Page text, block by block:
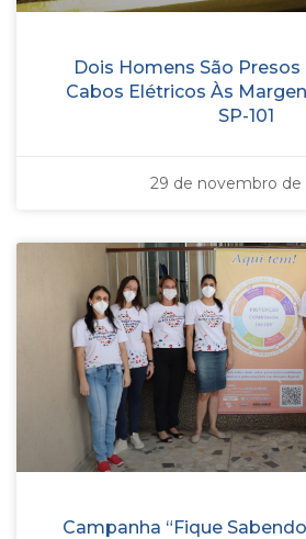
Dois Homens São
Cabos Elétricos Às
SP-101
29 de novembro de
Campanha “Fique